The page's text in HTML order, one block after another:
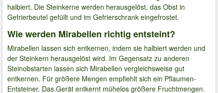
halbiert. Die Steinkerne werden herausgelöst, das Obst in
Gefrierbeutel gefüllt und im Gefrierschrank eingefrostet.
Wie werden Mirabellen richtig entsteint?
Mirabellen lassen sich entkernen, indem sie halbiert werden und
der Steinkern herausgelöst wird. Im Gegensatz zu anderen
Steinobstarten lassen sich Mirabellen vergleichsweise gut
entkernen. Für größere Mengen empfiehlt sich ein Pflaumen-
Entsteiner. Das Gerät entkernt mühelos größere Fruchtmengen.